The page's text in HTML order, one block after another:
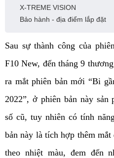
X-TREME VISION
Bảo hành - địa điểm lắp đặt
Sau sự thành công của
F10 New, đến tháng 9
ra mắt phiên bản mới “Bi
2022”, ở phiên bản này sản
số cũ, tuy nhiên có tính
bản này là tích hợp thêm
theo nhiệt màu, đem đến